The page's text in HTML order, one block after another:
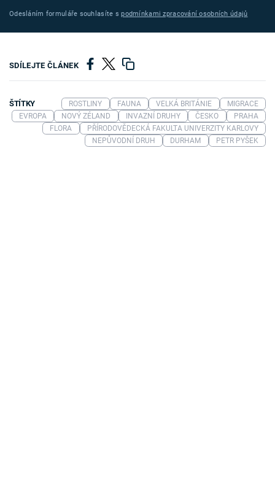
Odesláním formuláře souhlasíte spodmínkami zpracování osobních údajů
SDÍLEJTE ČLÁNEK
ŠTÍTKY ROSTLINY FAUNA VELKÁ BRITÁNIE
MIGRACE
EVROPA
NOVÝ ZÉLAND INVAZNÍ DRUHY ČESKO
PRAHA
FLORA
PŘÍRODOVĚDECKÁ FAKULTA UNIVERZITY KARLOVY
NEPŮVODNÍ DRUH
DURHAM PETR PYŠEK